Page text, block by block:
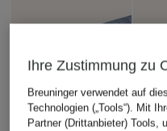
Ihre Zustimmung zu
Breuninger verwendet auf
Technologien („Tools“). Mit
Partner (Drittanbieter) Tools,